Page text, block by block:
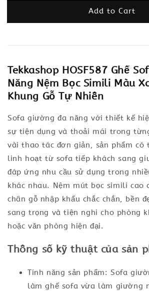
Add to Cart
Tekkashop HOSF587 Ghế
Năng Nệm Bọc Simili Màu
Khung Gỗ Tự Nhiên
Sofa giường đa năng với thiết kế
sự tiện dụng và thoải mái trong
vài thao tác đơn giản, sản phẩm có
linh hoạt từ sofa tiếp khách sang
đáp ứng nhu cầu sử dụng trong
khác nhau. Nệm mút bọc simili cao
chân gỗ nhập khẩu chắc chắn, bền
sang trọng và tiện nghi cho phòng
hoặc văn phòng hiện đại.
Thông số kỹ thuật của sản
Tính năng sản phẩm: Sofa
làm ghế sofa vừa làm giường